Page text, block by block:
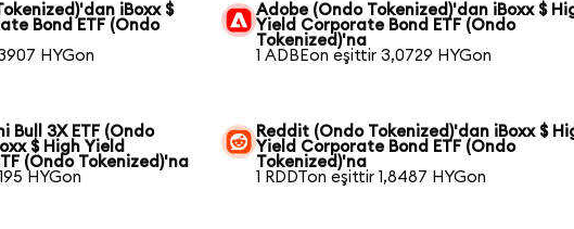
iBoxx $
Bond ETF (Ondo
HYGon
Adobe (Ondo Tokenized)'dan iBoxx $
Yield Corporate Bond ETF (Ondo
Tokenized)'na
1 ADBEon eşittir 3,0729 HYGon
Bull 3X ETF (Ondo
$ High Yield
(Ondo Tokenized)'na
HYGon
Reddit (Ondo Tokenized)'dan iBoxx $
Yield Corporate Bond ETF (Ondo
Tokenized)'na
1 RDDTon eşittir 1,8487 HYGon